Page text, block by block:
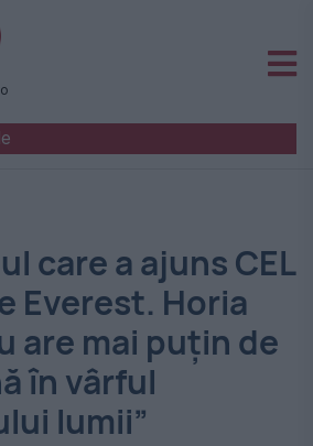
care a ajuns CEL
Everest. Horia
are mai puțin de
în vârful
lumii”